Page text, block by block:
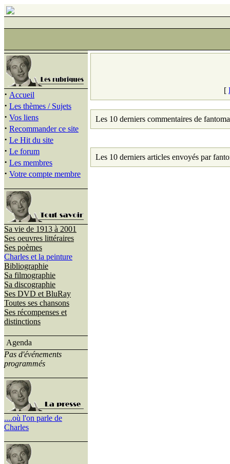
· Accueil
· Les thèmes / Sujets
· Vos liens
· Recommander ce site
· Le Hit du site
· Le forum
· Les membres
· Votre compte membre
Sa vie de 1913 à 2001
Ses oeuvres littéraires
Ses poèmes
Charles et la peinture
Bibliographie
Sa filmographie
Sa discographie
Ses DVD et BluRay
Toutes ses chansons
Ses récompenses et
distinctions
Agenda
Pas d'événements
programmés
....où l'on parle de
Charles
[
Les 10 derniers commentaires de
Les 10 derniers articles envoyés par